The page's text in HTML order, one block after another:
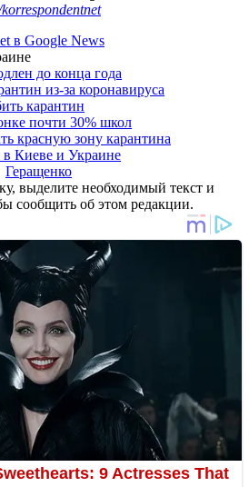
в Google News
до конца года
из-за коронавируса
карантин
почти 30% школ
красную зону карантина
Киеве и Украине
Геращенко
выделите необходимый текст и
сообщить об этом редакции.